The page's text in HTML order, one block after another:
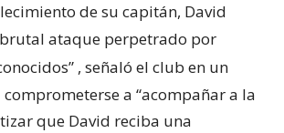
de su capitán, David
ataque perpetrado por
, señaló el club en un
a “acompañar a la
que David reciba una